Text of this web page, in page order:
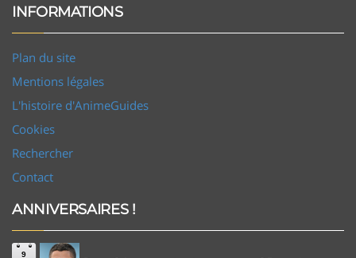
INFORMATIONS
Plan du site
Mentions légales
L'histoire d'AnimeGuides
Cookies
Rechercher
Contact
ANNIVERSAIRES !
9